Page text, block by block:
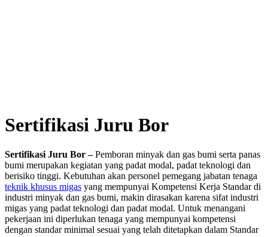
Sertifikasi Juru Bor
Sertifikasi Juru Bor –Pemboran minyak dan gas bumi serta panas
bumi merupakan kegiatan yang padat modal, padat teknologi dan
berisiko tinggi. Kebutuhan akan personel pemegang jabatan tenaga
teknik khusus migas yang mempunyai Kompetensi Kerja Standar di
industri minyak dan gas bumi, makin dirasakan karena sifat industri
migas yang padat teknologi dan padat modal. Untuk menangani
pekerjaan ini diperlukan tenaga yang mempunyai kompetensi
dengan standar minimal sesuai yang telah ditetapkan dalam Standar